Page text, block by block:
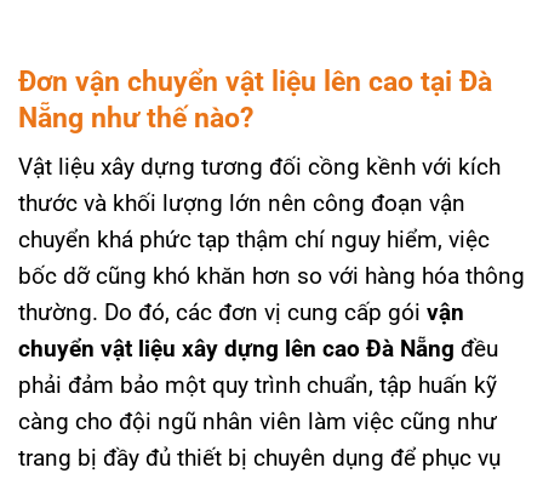
Đơn vận chuyển vật liệu lên cao tại Đà
Nẵng như thế nào?
Vật liệu xây dựng tương đối cồng kềnh với kích
thước và khối lượng lớn nên công đoạn vận
chuyển khá phức tạp thậm chí nguy hiểm, việc
bốc dỡ cũng khó khăn hơn so với hàng hóa thông
thường. Do đó, các đơn vị cung cấp gói vận
chuyển vật liệu xây dựng lên cao Đà Nẵng đều
phải đảm bảo một quy trình chuẩn, tập huấn kỹ
càng cho đội ngũ nhân viên làm việc cũng như
trang bị đầy đủ thiết bị chuyên dụng để phục vụ